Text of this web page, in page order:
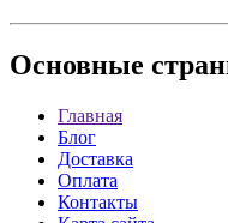
Основные
Главная
Блог
Доставка
Оплата
Контакты